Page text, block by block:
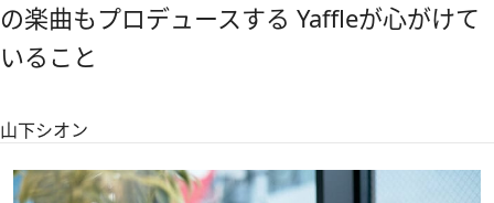
の楽曲もプロデュースする Yaffleが心がけて
いること
山下シオン